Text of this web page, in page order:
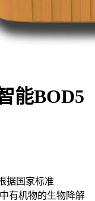
能BOD5
据国家标准
有机物的生物降解